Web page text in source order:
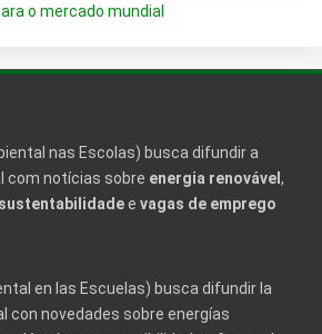
o mercado mundial
nas Escolas) busca difundir a
com notícias sobre energia renovável,
sustentabilidadee vagas de emprego
en las Escuelas) busca difundir la
con novedades sobre energías